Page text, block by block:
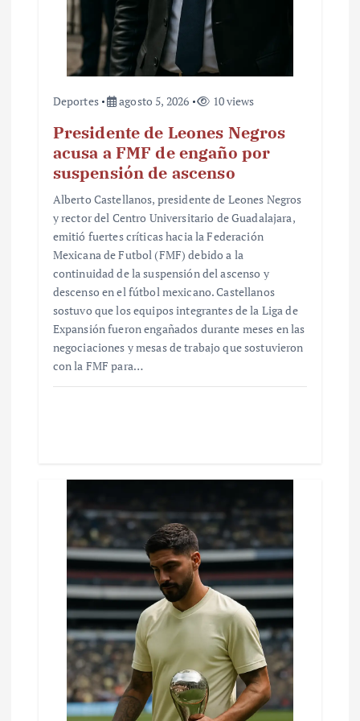
Deportes agosto 5, 2026 10 views
Presidente de Leones Negros
acusa a FMF de engaño por
suspensión de ascenso
Alberto Castellanos, presidente de Leones Negros
y rector del Centro Universitario de Guadalajara,
emitió fuertes críticas hacia la Federación
Mexicana de Futbol (FMF) debido a la
continuidad de la suspensión del ascenso y
descenso en el fútbol mexicano. Castellanos
sostuvo que los equipos integrantes de la Liga de
Expansión fueron engañados durante meses en las
negociaciones y mesas de trabajo que sostuvieron
con la FMF para…